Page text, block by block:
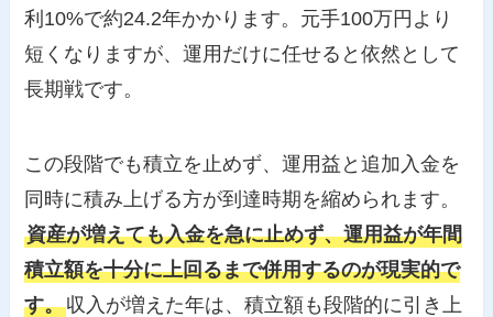
利10%で約24.2年かかります。元手100万円より
短くなりますが、運用だけに任せると依然として
長期戦です。
この段階でも積立を止めず、運用益と追加入金を
同時に積み上げる方が到達時期を縮められます。
資産が増えても入金を急に止めず、運用益が年間
積立額を十分に上回るまで併用するのが現実的で
す。収入が増えた年は、積立額も段階的に引き上